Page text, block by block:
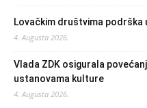
Lovačkim društvima podrška
4. Augusta 2026.
Vlada ZDK osigurala
ustanovama kulture
4. Augusta 2026.